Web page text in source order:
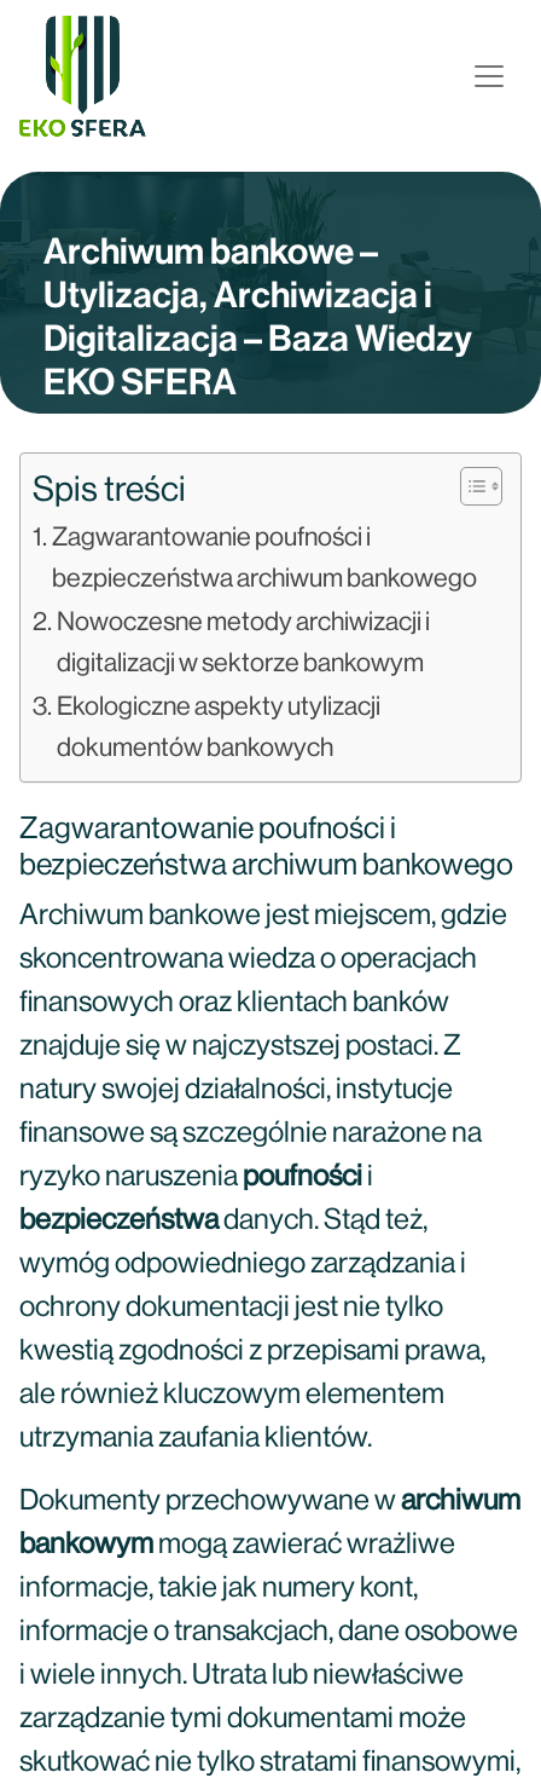
Archiwum bankowe –
Utylizacja, Archiwizacja i
Digitalizacja – Baza Wiedzy
EKO SFERA
Spis treści
Zagwarantowanie poufności i
bezpieczeństwa archiwum bankowego
Nowoczesne metody archiwizacji i
digitalizacji w sektorze bankowym
Ekologiczne aspekty utylizacji
dokumentów bankowych
Zagwarantowanie poufności i
bezpieczeństwa archiwum bankowego
Archiwum bankowe jest miejscem, gdzie
skoncentrowana wiedza o operacjach
finansowych oraz klientach banków
znajduje się w najczystszej postaci. Z
natury swojej działalności, instytucje
finansowe są szczególnie narażone na
ryzyko naruszeniapoufności i
bezpieczeństwadanych. Stąd też,
wymóg odpowiedniego zarządzania i
ochrony dokumentacji jest nie tylko
kwestią zgodności z przepisami prawa,
ale również kluczowym elementem
utrzymania zaufania klientów.
Dokumenty przechowywane warchiwum
bankowym mogą zawierać wrażliwe
informacje, takie jak numery kont,
informacje o transakcjach, dane osobowe
i wiele innych. Utrata lub niewłaściwe
zarządzanie tymi dokumentami może
skutkować nie tylko stratami finansowymi,